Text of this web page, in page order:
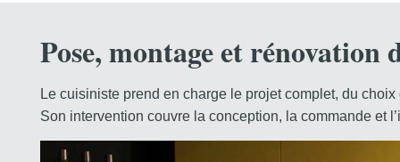
Pose, montage et
Le cuisiniste prend en charge le projet complet, du
Son intervention couvre la conception, la commande et